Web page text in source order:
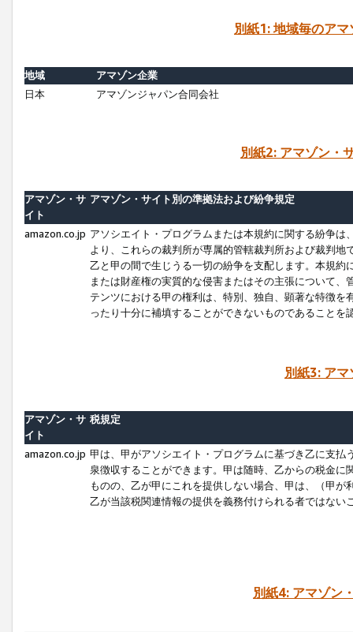
別紙1: 地域毎のア
地域
アマゾン企業
日本
アマゾンジャパン合同会社
別紙2: アマゾン・
アマゾン・サ
イト
アマゾン・サイト別の準拠法および紛争規定
amazon.co.jp アソシエイト・プログラムまたは本規約に関する紛争
より、これらの裁判所が専属的管轄裁判所および裁判
乙と甲の間で生じうる一切の紛争を支配します。本規
または財産権の実質的な侵害またはその主張について
テンツにおける甲の権利は、特別、独自、顕著な特徴
ったり十分に補填することができないものであることを
別紙3: ア
アマゾン・サ
イト
税規定
amazon.co.jp 甲は、甲がアソシエイト・プログラムに基づき乙に支
泉徴収することができます。甲は随時、乙からの税金
ものの、乙が甲にこれを提供しない場合、甲は、（甲
乙が当該税関連情報の提供を義務付けられる者ではな
別紙4: アマゾン